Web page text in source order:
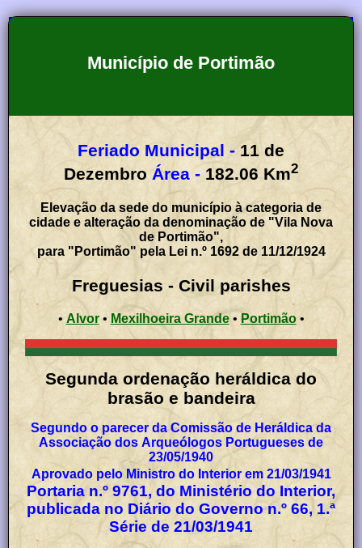
Município de Portimão
Feriado Municipal - 11 de
Dezembro Área - 182.06 Km2
Elevação da sede do município à categoria de
cidade e alteração da denominação de "Vila Nova
de Portimão",
para "Portimão" pela Lei n.º 1692 de 11/12/1924
Freguesias - Civil parishes
•Alvor• Mexilhoeira Grande• Portimão •
Segunda ordenação heráldica do
brasão e bandeira
Segundo o parecer da Comissão de Heráldica da
Associação dos Arqueólogos Portugueses de
23/05/1940
Aprovado pelo Ministro do Interior em 21/03/1941
Portaria n.º 9761, do Ministério do Interior,
publicada no Diário do Governo n.º 66, 1.ª
Série de 21/03/1941